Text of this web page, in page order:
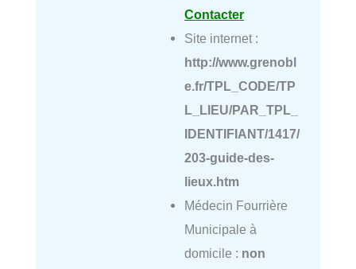
Contacter
Site internet :
http://www.grenobl
e.fr/TPL_CODE/TP
L_LIEU/PAR_TPL_
IDENTIFIANT/1417/
203-guide-des-
lieux.htm
Médecin Fourrière
Municipale à
domicile : non